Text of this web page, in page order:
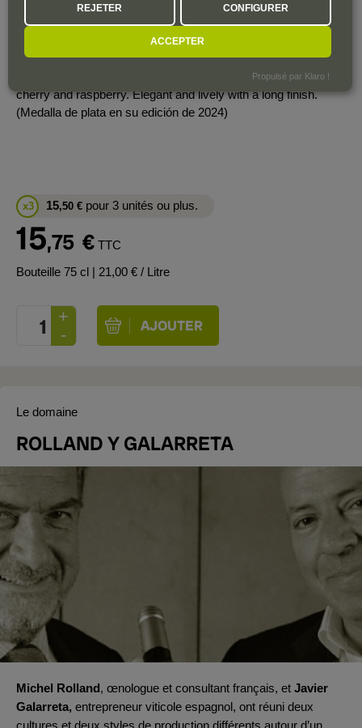
medium body and firm tannins. Excellent length. Drink now.
(Zekun Shuai)
International Wine Challenge:
Complex and gamey with notes of chocolate, cedar, black
cherry and raspberry. Elegant and lively with a long finish.
(Medalla de plata en su edición de 2024)
x3 15,50 € pour 3 unités ou plus.
15,75 € TTC
Bouteille 75 cl | 21,00 € / Litre
Le domaine
ROLLAND Y GALARRETA
Michel Rolland, œnologue et consultant français, et Javier
Galarreta, entrepreneur viticole espagnol, ont réuni deux
cultures et deux styles de production différents autour d’un
REJETER CONFIGURER
ACCEPTER
Propulsé par Klaro !